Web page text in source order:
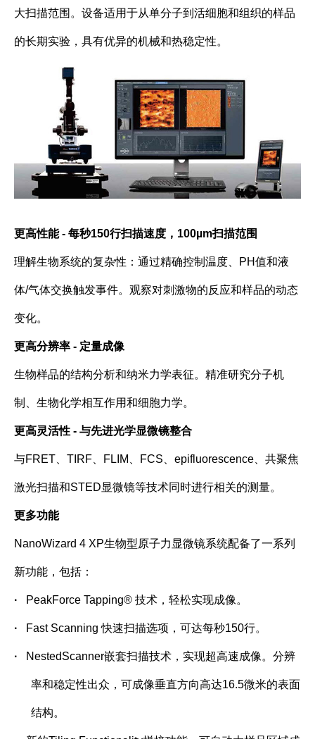
大扫描范围。设备适用于从单分子到活细胞和组织的样品
的长期实验，具有优异的机械和热稳定性。
更高性能 - 每秒150行扫描速度，100µm扫描范围
理解生物系统的复杂性：通过精确控制温度、 PH值和液
体/气体交换触发事件。观察对刺激物的反应和样品的动态
变化。
更高分辨率 - 定量成像
生物样品的结构分析和纳米力学表征。精准研究分子机
制、生物化学相互作用和细胞力学。
更高灵活性 - 与先进光学显微镜整合
与FRET TIRF FLIM FCS epifluorescence 、共聚焦
激光扫描和STED显微镜等技术同时进行相关的测量。
更多功能
NanoWizard 4 XP生物型原子力显微镜系统配备了一系列
新功能，包括：
· PeakForce Tapping® 技术，轻松实现成像。
· Fast Scanning 快速扫描选项，可达每秒150行。
· NestedScanner嵌套扫描技术，实现超高速成像。分辨
率和稳定性出众，可成像垂直方向高达16.5微米的表面
结构。